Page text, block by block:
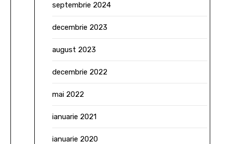
septembrie 2024
decembrie 2023
august 2023
decembrie 2022
mai 2022
ianuarie 2021
ianuarie 2020